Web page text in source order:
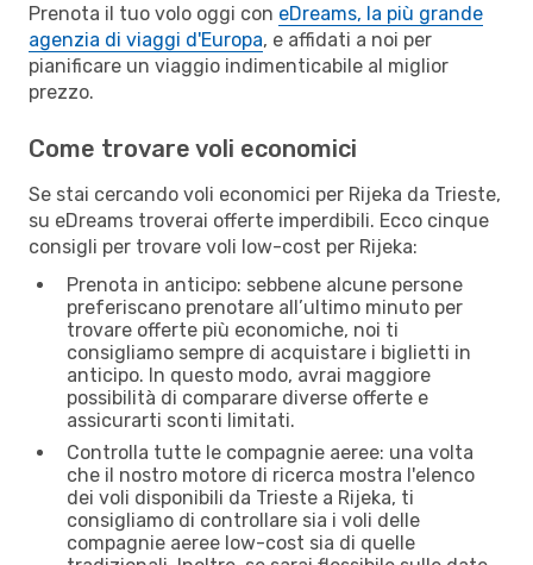
Prenota il tuo volo oggi con eDreams, la più grande
agenzia di viaggi d'Europa, e affidati a noi per
pianificare un viaggio indimenticabile al miglior
prezzo.
Come trovare voli economici
Se stai cercando voli economici per Rijeka da Trieste,
su eDreams troverai offerte imperdibili. Ecco cinque
consigli per trovare voli low-cost per Rijeka:
Prenota in anticipo: sebbene alcune persone
preferiscano prenotare all’ultimo minuto per
trovare offerte più economiche, noi ti
consigliamo sempre di acquistare i biglietti in
anticipo. In questo modo, avrai maggiore
possibilità di comparare diverse offerte e
assicurarti sconti limitati.
Controlla tutte le compagnie aeree: una volta
che il nostro motore di ricerca mostra l'elenco
dei voli disponibili da Trieste a Rijeka, ti
consigliamo di controllare sia i voli delle
compagnie aeree low-cost sia di quelle